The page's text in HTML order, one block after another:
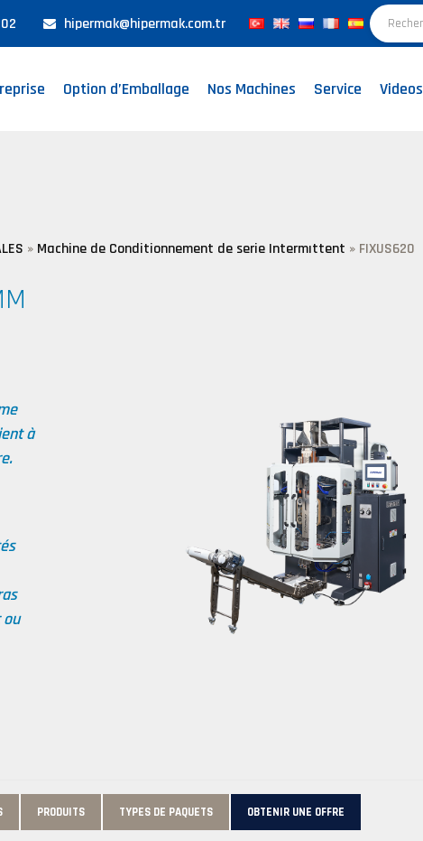
hipermak@hipermak.com.tr
Option d’Emballage Nos Machines Service Videos
» Machine de Conditionnement de serie Intermıttent » FIXUS620
à
ou
PRODUITS TYPES DE PAQUETS OBTENIR UNE OFFRE